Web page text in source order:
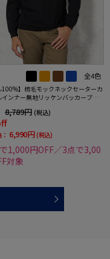
全4色
100%】梳毛モックネックセーターカ
インナー無地リッケンバッカーブラ
8,789円 (税込)
6,990円 (税込)
1,000円OFF／3点で3,00
対象